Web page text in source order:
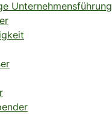
Unternehmensführung